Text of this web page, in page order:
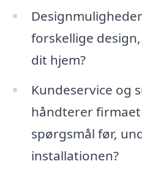
forskellige
dit hjem?
Kundeservice og
håndterer
spørgsmål før,
installationen?